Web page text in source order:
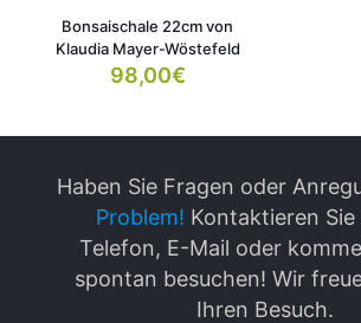
Bonsaischale 22cm von
Klaudia Mayer-Wöstefeld
98,00€
Haben Sie Fragen oder
Problem! Kontaktieren Sie
Telefon, E-Mail oder
spontan besuchen! Wir
Ihren Besuch.